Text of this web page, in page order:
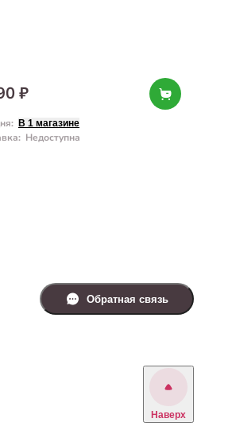
₽
: В 1 магазине
: Недоступна
Обратная связь
Наверх